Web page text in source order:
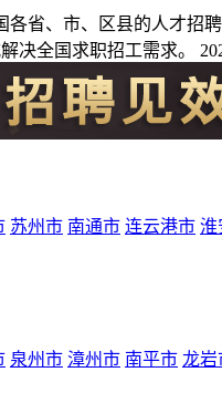
各省、市、区县的人才
决全国求职招工需求。
苏州市 南通市 连云港市 淮
泉州市 漳州市 南平市 龙岩